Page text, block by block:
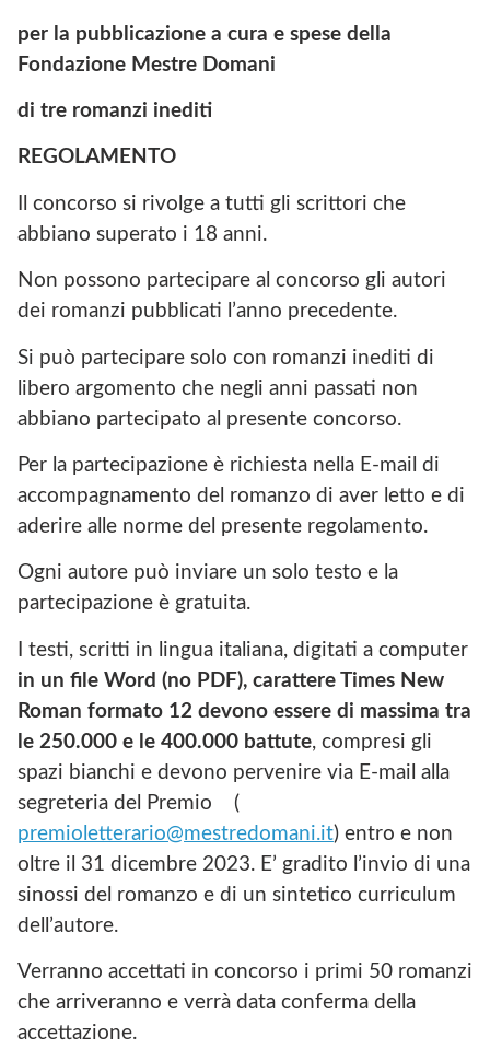
per la pubblicazione a cura e spese della
Fondazione Mestre Domani
di tre romanzi inediti
REGOLAMENTO
Il concorso si rivolge a tutti gli scrittori che
abbiano superato i 18 anni.
Non possono partecipare al concorso gli autori
dei romanzi pubblicati l’anno precedente.
Si può partecipare solo con romanzi inediti di
libero argomento che negli anni passati non
abbiano partecipato al presente concorso.
Per la partecipazione è richiesta nella E-mail di
accompagnamento del romanzo di aver letto e di
aderire alle norme del presente regolamento.
Ogni autore può inviare un solo testo e la
partecipazione è gratuita.
I testi, scritti in lingua italiana, digitati a computer
in un file Word (no PDF), carattere Times New
Roman formato 12 devono essere di massima tra
le 250.000 e le 400.000 battute, compresi gli
spazi bianchi e devono pervenire via E-mail alla
segreteria del Premio (
premioletterario@mestredomani.it) entro e non
oltre il 31 dicembre 2023. E’ gradito l’invio di una
sinossi del romanzo e di un sintetico curriculum
dell’autore.
Verranno accettati in concorso i primi 50 romanzi
che arriveranno e verrà data conferma della
accettazione.